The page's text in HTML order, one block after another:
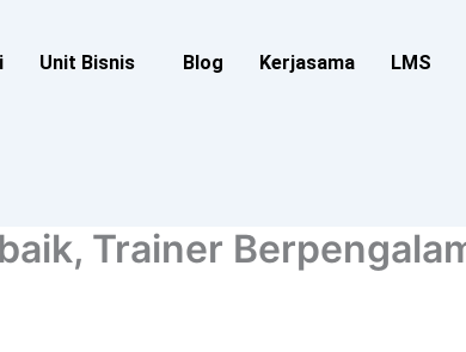
Unit Bisnis Blog Kerjasama LMS
Trainer